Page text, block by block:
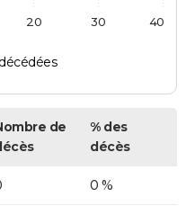
20 30 40
de
% des
décès
0 %